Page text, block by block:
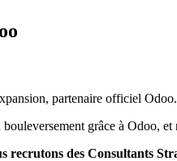
partenaire officiel Odoo.
grâce à Odoo,
recrutons des Consultants